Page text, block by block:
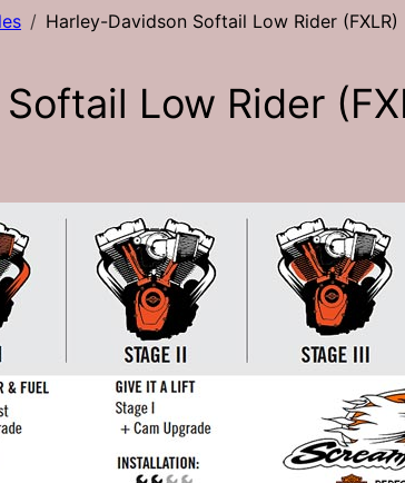
Harley-Davidson Softail Low Rider
Low Rider